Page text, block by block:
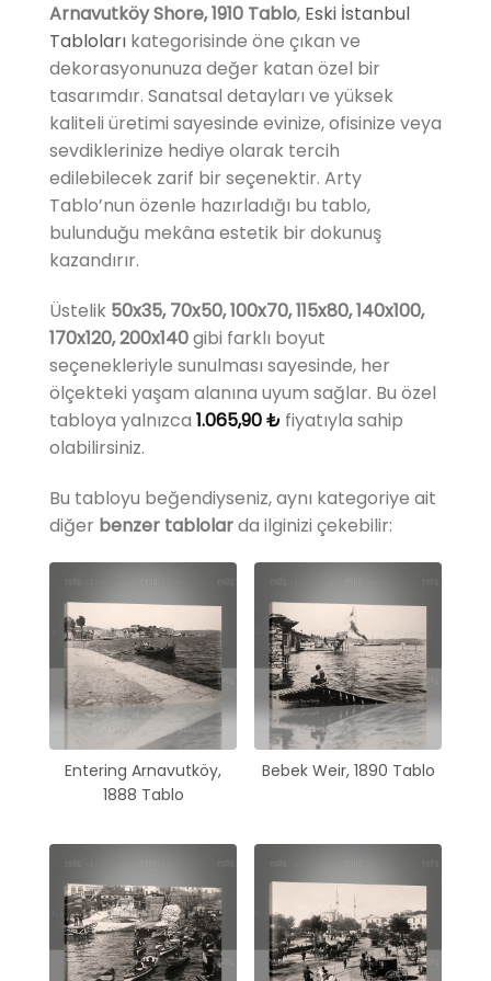
Arnavutköy Shore, 1910 Tablo, Eski İstanbul
Tabloları kategorisinde öne çıkan ve
dekorasyonunuza değer katan özel bir
tasarımdır. Sanatsal detayları ve yüksek
kaliteli üretimi sayesinde evinize, ofisinize veya
sevdiklerinize hediye olarak tercih
edilebilecek zarif bir seçenektir. Arty
Tablo’nun özenle hazırladığı bu tablo,
bulunduğu mekâna estetik bir dokunuş
kazandırır.
Üstelik 50x35, 70x50, 100x70, 115x80, 140x100,
170x120, 200x140gibi farklı boyut
seçenekleriyle sunulması sayesinde, her
ölçekteki yaşam alanına uyum sağlar. Bu özel
tabloya yalnızca 1.065,90₺ fiyatıyla sahip
olabilirsiniz.
Bu tabloyu beğendiyseniz, aynı kategoriye ait
diğer benzer tablolarda ilginizi çekebilir:
Entering Arnavutköy,
1888 Tablo
Bebek Weir, 1890 Tablo